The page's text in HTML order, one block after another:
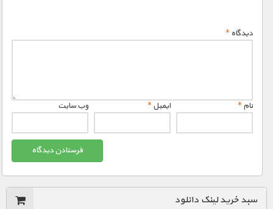
گردشگری
مستند های اختصاصی
دیدگاه*
نام* ایمیل* وب‌ سایت
سبد خرید لینک دانلود